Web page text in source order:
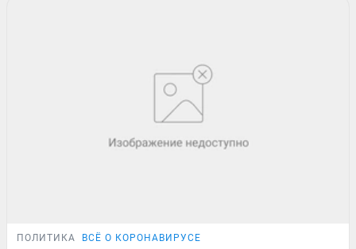
ПОЛИТИКА ВСЁ О КОРОНАВИРУСЕ